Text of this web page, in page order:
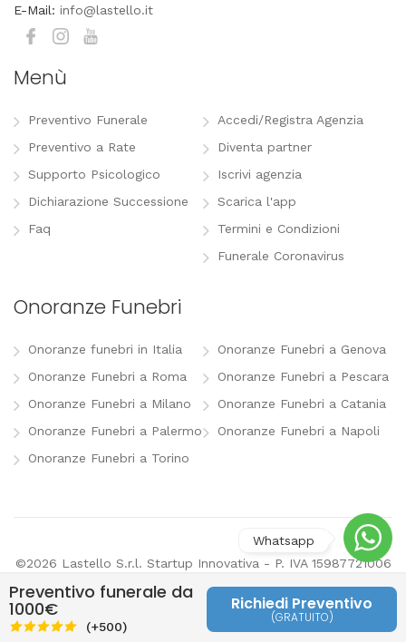
E-Mail: info@lastello.it
Menù
Preventivo Funerale
Preventivo a Rate
Supporto Psicologico
Dichiarazione Successione
Faq
Accedi/Registra Agenzia
Diventa partner
Iscrivi agenzia
Scarica l'app
Termini e Condizioni
Funerale Coronavirus
Onoranze Funebri
Onoranze funebri in Italia
Onoranze Funebri a Roma
Onoranze Funebri a Milano
Onoranze Funebri a Palermo
Onoranze Funebri a Torino
Onoranze Funebri a Genova
Onoranze Funebri a Pescara
Onoranze Funebri a Catania
Onoranze Funebri a Napoli
©2026 Lastello S.r.l. Startup Innovativa - P. IVA 15987721006
preferenze pubblicitarie
Preventivo funerale da
1000€
(+500)
Richiedi Preventivo
(GRATUITO)